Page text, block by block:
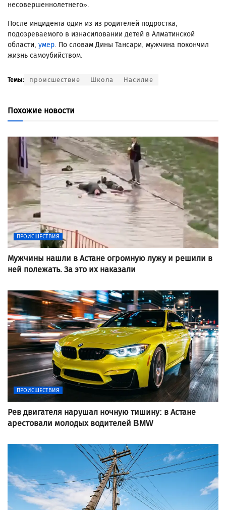
несовершеннолетнего».
После инцидента один из из родителей подростка,
подозреваемого в изнасиловании детей в Алматинской
области, умер. По словам Дины Тансари, мужчина покончил
жизнь самоубийством.
Темы: происшествие Школа Насилие
Похожие новости
ПРОИСШЕСТВИЯ
Мужчины нашли в Астане огромную лужу и решили в
ней полежать. За это их наказали
ПРОИСШЕСТВИЯ
Рев двигателя нарушал ночную тишину: в Астане
арестовали молодых водителей BMW